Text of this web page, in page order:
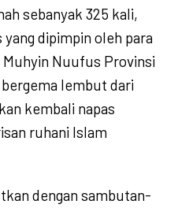
sebanyak 325 kali,
dipimpin oleh para
Nuufus Provinsi
lembut dari
kembali napas
ruhani Islam
dengan sambutan-